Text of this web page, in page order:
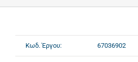
Κωδ. Έργου: 67036902